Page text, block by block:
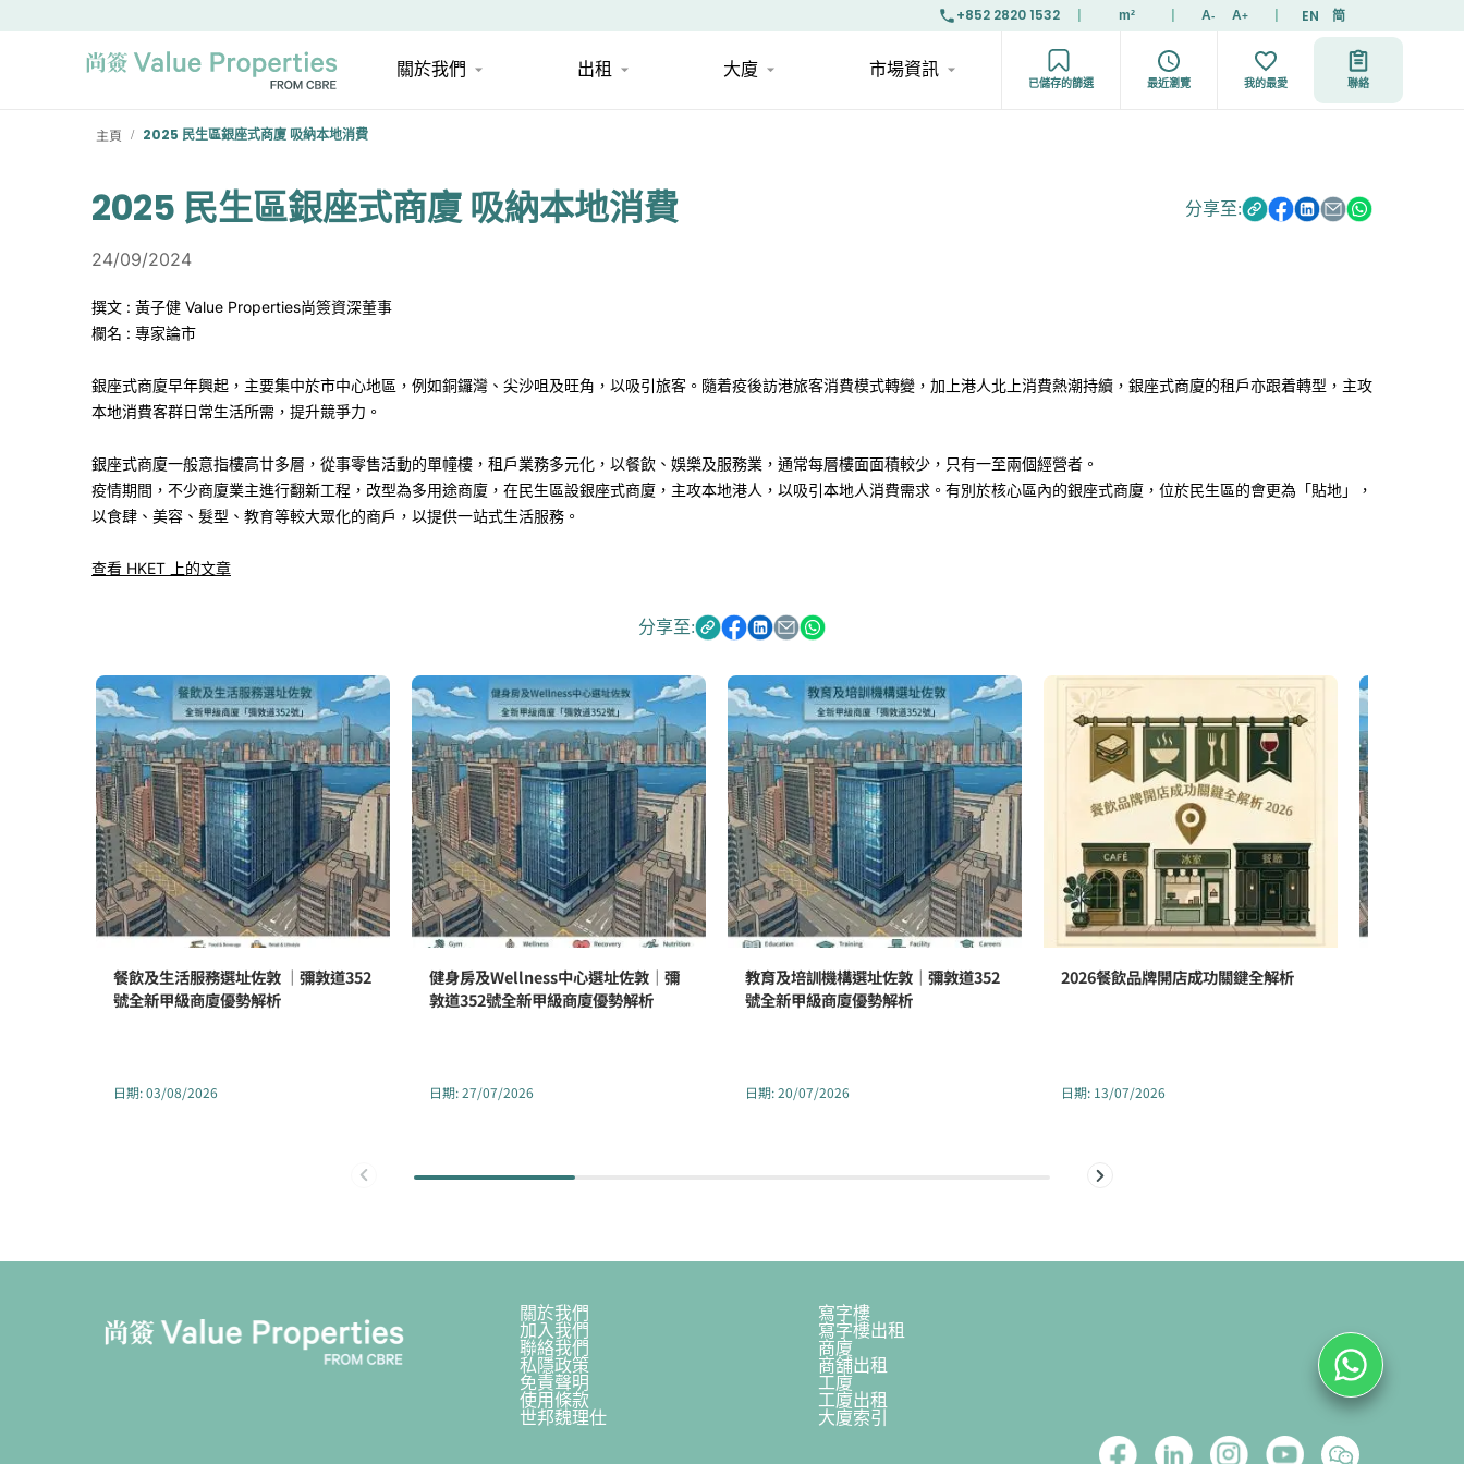
+852 2820 1532 m² A- A+ EN 简
關於我們 出租 大廈 市場資訊
已儲存的篩選 最近瀏覽 我的最愛 聯絡
主頁 / 2025 民生區銀座式商廈 吸納本地消費
2025 民生區銀座式商廈 吸納本地消費 分享至:
24/09/2024
撰文 : 黃子健 Value Properties尚簽資深董事
欄名 : 專家論市
銀座式商廈早年興起，主要集中於市中心地區，例如銅鑼灣、尖沙咀及旺角，以吸引旅客。隨着疫後訪港旅客消費模式轉變，加上港人北上消費熱潮持續，銀座式商廈的租戶亦跟着轉型，主攻
本地消費客群日常生活所需，提升競爭力。
銀座式商廈一般意指樓高廿多層，從事零售活動的單幢樓，租戶業務多元化，以餐飲、娛樂及服務業，通常每層樓面面積較少，只有一至兩個經營者。
疫情期間，不少商廈業主進行翻新工程，改型為多用途商廈，在民生區設銀座式商廈，主攻本地港人，以吸引本地人消費需求。有別於核心區內的銀座式商廈，位於民生區的會更為「貼地」，
以食肆、美容、髮型、教育等較大眾化的商戶，以提供一站式生活服務。
查看 HKET 上的文章
分享至:
餐飲及生活服務選址佐敦 ｜彌敦道352
號全新甲級商廈優勢解析
日期:03/08/2026
健身房及Wellness中心選址佐敦｜彌
敦道352號全新甲級商廈優勢解析
日期:27/07/2026
教育及培訓機構選址佐敦｜彌敦道352
號全新甲級商廈優勢解析
日期:20/07/2026
2026餐飲品牌開店成功關鍵全解析
日期: 13/07/2026
關於我們 寫字樓
加入我們 寫字樓出租
聯絡我們 商廈
私隱政策 商舖出租
免責聲明 工廈
使用條款 工廈出租
世邦魏理仕 大廈索引